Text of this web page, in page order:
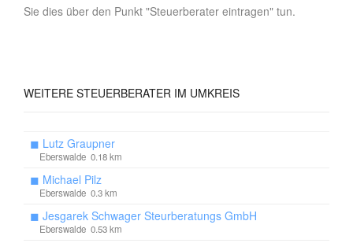
Sie dies über den Punkt "Steuerberater eintragen" tun.
WEITERE STEUERBERATER IM UMKREIS
◼ Lutz Graupner
Eberswalde 0.18 km
◼ Michael Pilz
Eberswalde 0.3 km
◼ Jesgarek Schwager Steurberatungs GmbH
Eberswalde 0.53 km